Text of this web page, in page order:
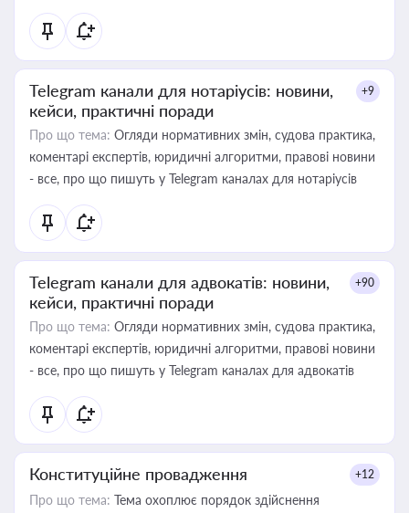
Telegram канали для нотаріусів: новини,
кейси, практичні поради
+9
Про що тема: Огляди нормативних змін, судова практика,
коментарі експертів, юридичні алгоритми, правові новини
- все, про що пишуть у Telegram каналах для нотаріусів
Telegram канали для адвокатів: новини,
кейси, практичні поради
+90
Про що тема: Огляди нормативних змін, судова практика,
коментарі експертів, юридичні алгоритми, правові новини
- все, про що пишуть у Telegram каналах для адвокатів
Конституційне провадження +12
Про що тема: Тема охоплює порядок здійснення